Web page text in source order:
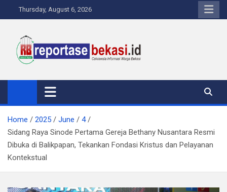
to
Thursday, August 6, 2026
Reportase Bekasi
Cakrawala Informasi Warga Bekasi
Home 2025 June
4
Sidang Raya Sinode Pertama Gereja Bethany Nusantara Resmi
Dibuka di Balikpapan, Tekankan Fondasi Kristus dan Pelayanan
Kontekstual